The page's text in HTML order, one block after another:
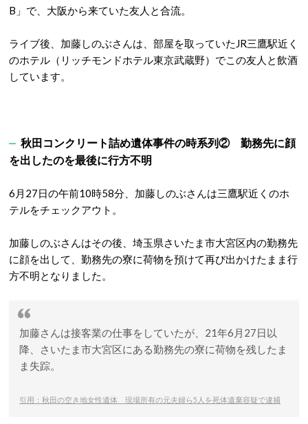
B」で、大阪から来ていた友人と合流。
ライブ後、加藤しのぶさんは、部屋を取っていたJR三鷹駅近く
のホテル（リッチモンドホテル東京武蔵野）でこの友人と飲酒
しています。
秋田コンクリート詰め遺体事件の時系列② 勤務先に顔
を出したのを最後に行方不明
6月27日の午前10時58分、加藤しのぶさんは三鷹駅近くのホ
テルをチェックアウト。
加藤しのぶさんはその後、埼玉県さいたま市大宮区内の勤務先
に顔を出して、勤務先の寮に荷物を預けて再び出かけたまま行
方不明となりました。
加藤さんは接客業の仕事をしていたが、21年6月27日以
降、さいたま市大宮区にある勤務先の寮に荷物を残したま
ま失踪。
引用：秋田の空き地女性遺体 現場所有の元夫婦ら5人を死体遺棄容疑で逮捕